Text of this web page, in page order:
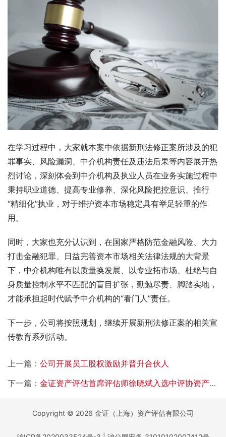
在学习过程中，大家就本案中依据新刑法修正案所涉及的犯
罪事实、风险漏洞、中介机构责任及违法后果等内容展开热
烈讨论，深刻体会到中介机构及执业人员在业务实施过程中
秉持职业道德、提高专业修养、深化风险把控意识、推行
“精细化”执业，对于维护资本市场稳定具有举足轻重的作
用。
同时，大家也充分认识到，在国家严格防范金融风险、大力
打击金融犯罪、日益完善资本市场相关法律法规的大背景
下，中介机构唯有以质量换发展、以专业拓市场、杜绝与自
身质量控制水平不匹配的盲目扩张，勤勉尽责、脚踏实地，
才能承担起时代赋予中介机构的“看门人”责任。
下一步，公司将按照规划，继续开展新刑法修正案的相关宣
传教育系列活动。
上一篇： 公司开展员工股权激励并晋升合伙人
下一篇： 金证资产评估首席评估师徐晓斌入选中评协资产评估行业技术专家库
Copyright © 2026 金证（上海）资产评估有限公司